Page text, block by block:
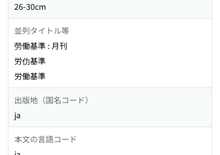
26-30cm
並列タイトル等
勞働基準 : 月刊
労仂基準
労働基準
出版地（国名コード）
ja
本文の言語コード